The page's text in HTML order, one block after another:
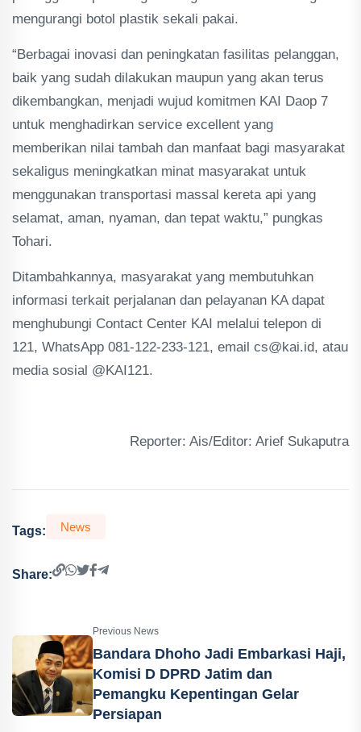
mengurangi botol plastik sekali pakai.
“Berbagai inovasi dan peningkatan fasilitas pelanggan,
baik yang sudah dilakukan maupun yang akan terus
dikembangkan, menjadi wujud komitmen KAI Daop 7
untuk menghadirkan service excellent yang
memberikan nilai tambah dan manfaat bagi masyarakat
sekaligus meningkatkan minat masyarakat untuk
menggunakan transportasi massal kereta api yang
selamat, aman, nyaman, dan tepat waktu,” pungkas
Tohari.
Ditambahkannya, masyarakat yang membutuhkan
informasi terkait perjalanan dan pelayanan KA dapat
menghubungi Contact Center KAI melalui telepon di
121, WhatsApp 081-122-233-121, email cs@kai.id, atau
media sosial @KAI121.
Reporter: Ais/Editor: Arief Sukaputra
Tags: News
Share:
Previous News
Bandara Dhoho Jadi Embarkasi Haji,
Komisi D DPRD Jatim dan
Pemangku Kepentingan Gelar
Persiapan